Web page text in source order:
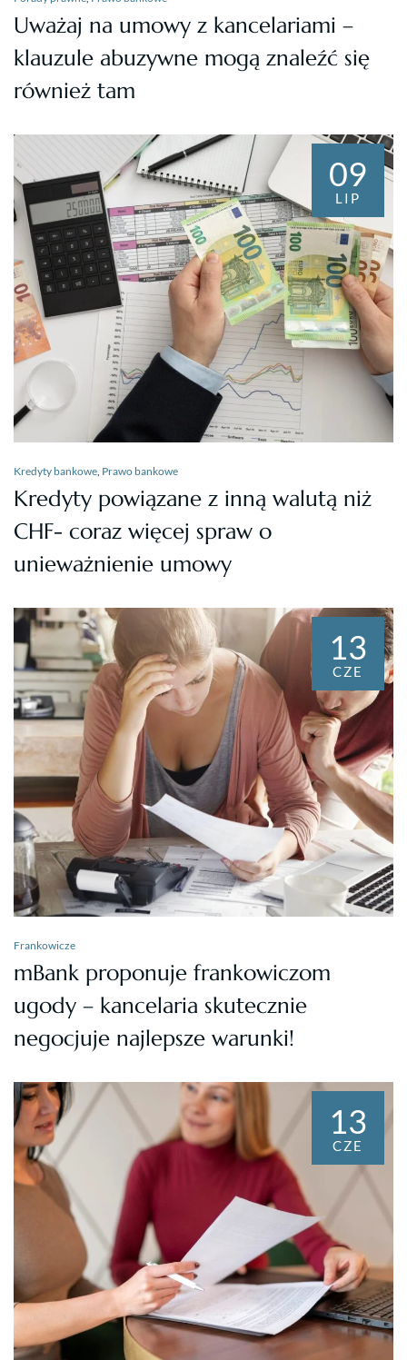
Uważaj na umowy z kancelariami –
klauzule abuzywne mogą znaleźć się
również tam
09
LIP
Kredyty bankowe, Prawo bankowe
Kredyty powiązane z inną walutą niż
CHF- coraz więcej spraw o
unieważnienie umowy
13
CZE
Frankowicze
mBank proponuje frankowiczom
ugody – kancelaria skutecznie
negocjuje najlepsze warunki!
13
CZE